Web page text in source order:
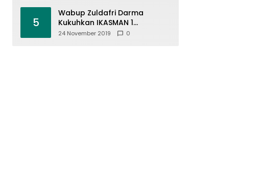
5
Wabup Zuldafri Darma
Kukuhkan IKASMAN 1
Pariangan Se Jabodetabek
24 November 2019 0